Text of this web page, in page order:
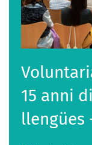
15 anni
llengües